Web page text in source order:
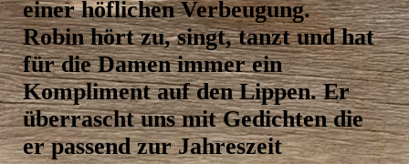
‍einer ‍höflichen ‍Verbeugung.
Robin ‍hört ‍zu, ‍singt, ‍tanzt ‍und ‍hat
‍für ‍die ‍Damen ‍immer ‍ein
‍Kompliment ‍auf ‍den ‍Lippen. ‍Er
‍überrascht ‍uns ‍mit ‍Gedichten ‍die
‍er ‍passend ‍zur ‍Jahreszeit